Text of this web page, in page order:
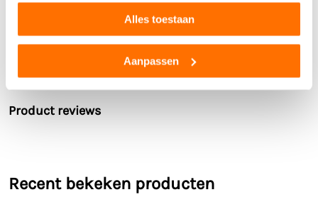
Alles toestaan
Aanpassen
Materiaal
Hoogwaardig kunststo
f
Kleur
Groen/Beige/Oranje
Ja
Limited edition
Nee
Bekijk alle technische specificaties
Product reviews
Recent bekeken producten